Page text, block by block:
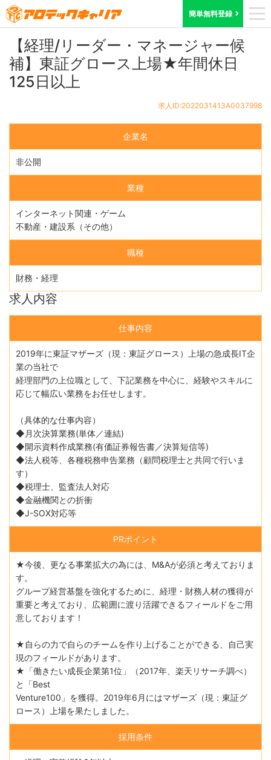
簡単無料登録
ホーム 求人検索 東京都 求人ID:2022031413A0037998
【経理/リーダー・マネージャー候
補】東証グロース上場★年間休日
125日以上
求人ID:2022031413A0037998
企業名
非公開
業種
インターネット関連・ゲーム
不動産・建設系（その他）
職種
財務・経理
求人内容
仕事内容
2019年に東証マザーズ（現：東証グロース）上場の急成長IT企
業の当社で
経理部門の上位職として、下記業務を中心に、経験やスキルに
応じて幅広い業務をお任せします。
（具体的な仕事内容）
◆月次決算業務(単体／連結)
◆開示資料作成業務(有価証券報告書／決算短信等)
◆法人税等、各種税務申告業務（顧問税理士と共同で行いま
す）
◆税理士、監査法人対応
◆金融機関との折衝
◆J-SOX対応等
PRポイント
★今後、更なる事業拡大の為には、M&Aが必須と考えておりま
す。
グループ経営基盤を強化するために、経理・財務人材の獲得が
重要と考えており、広範囲に渡り活躍できるフィールドをご用
意しております！
★自らの力で自らのチームを作り上げることができる、自己実
現のフィールドがあります。
★「働きたい成長企業第1位」（2017年、楽天リサーチ調べ）
と「Best
Venture100」を獲得。2019年6月にはマザーズ（現：東証グ
ロース）上場を果たしました。
採用条件